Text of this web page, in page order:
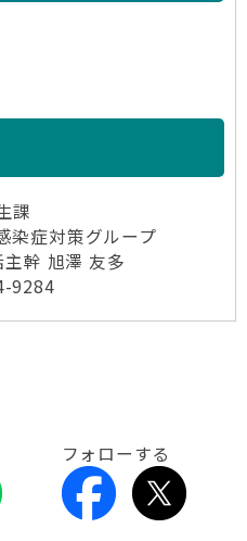
課
染症対策グループ
幹 旭澤 友多
9284
フォローする